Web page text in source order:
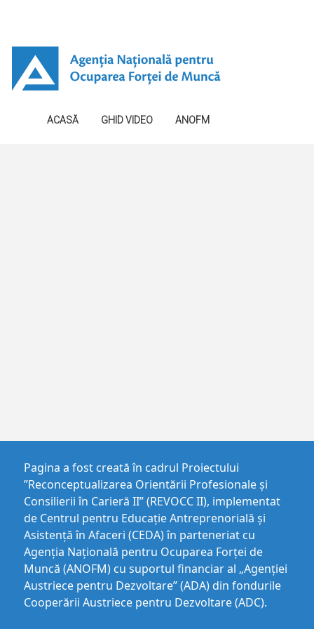
ACASĂ GHID VIDEO ANOFM
Pagina a fost creată în cadrul Proiectului
”Reconceptualizarea Orientării Profesionale și
Consilierii în Carieră II” (REVOCC II), implementat
de Centrul pentru Educaţie Antreprenorială şi
Asistenţă în Afaceri (CEDA) în parteneriat cu
Agenția Națională pentru Ocuparea Forței de
Muncă (ANOFM) cu suportul financiar al „Agenției
Austriece pentru Dezvoltare” (ADA) din fondurile
Cooperării Austriece pentru Dezvoltare (ADC).